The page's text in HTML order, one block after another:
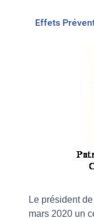
Effets
Le président
mars 2020 un